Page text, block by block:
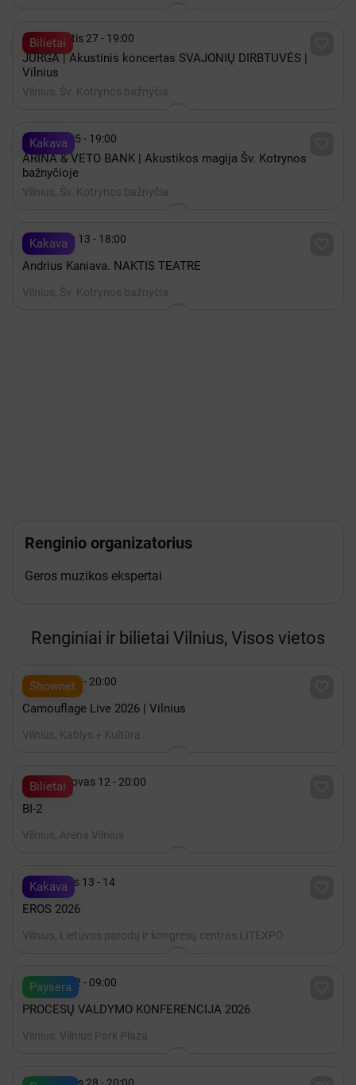
Bilietai
 Rugpjūtis 27 - 19:00
JURGA | Akustinis koncertas SVAJONIŲ DIRBTUVĖS |
Vilnius
Vilnius, Šv. Kotrynos bažnyčia
Kakava
 Spalis 05 - 19:00
ARINA & VETO BANK | Akustikos magija Šv. Kotrynos
bažnyčioje
Vilnius, Šv. Kotrynos bažnyčia
Kakava
 Gruodis 13 - 18:00
Andrius Kaniava. NAKTIS TEATRE
Vilnius, Šv. Kotrynos bažnyčia
Renginio organizatorius
Geros muzikos ekspertai
Renginiai ir bilietai Vilnius, Visos vietos
Shownet
 Spalis 15 - 20:00
Camouflage Live 2026 | Vilnius
Vilnius, Kablys + Kultūra
Bilietai
 2027 Kovas 12 - 20:00
BI-2
Vilnius, Arena Vilnius
Kakava
 Lapkritis 13 - 14
EROS 2026
Vilnius, Lietuvos parodų ir kongresų centras LITEXPO
Paysera
 Spalis 22 - 09:00
PROCESŲ VALDYMO KONFERENCIJA 2026
Vilnius, Vilnius Park Plaza